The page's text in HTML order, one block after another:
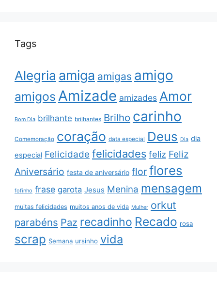
Tags
Alegria amiga amigas amigo
amigos Amizade amizades Amor
Bom Dia brilhante brilhantes Brilho carinho
Comemoração coração data especial Deus Dia dia
especial Felicidade felicidades feliz Feliz
Aniversário festa de aniversário flor flores
fofinho frase garota Jesus Menina mensagem
muitas felicidades muitos anos de vida Mulher orkut
parabéns Paz recadinho Recado rosa
scrap Semana ursinho vida